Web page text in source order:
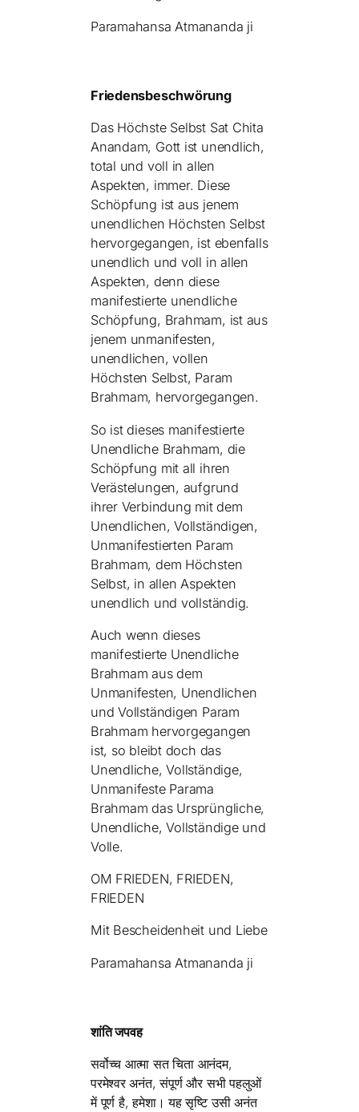
Paramahansa Atmananda ji
Friedensbeschwörung
Das Höchste Selbst Sat Chita
Anandam, Gott ist unendlich,
total und voll in allen
Aspekten, immer. Diese
Schöpfung ist aus jenem
unendlichen Höchsten Selbst
hervorgegangen, ist ebenfalls
unendlich und voll in allen
Aspekten, denn diese
manifestierte unendliche
Schöpfung, Brahmam, ist aus
jenem unmanifesten,
unendlichen, vollen
Höchsten Selbst, Param
Brahmam, hervorgegangen.
So ist dieses manifestierte
Unendliche Brahmam, die
Schöpfung mit all ihren
Verästelungen, aufgrund
ihrer Verbindung mit dem
Unendlichen, Vollständigen,
Unmanifestierten Param
Brahmam, dem Höchsten
Selbst, in allen Aspekten
unendlich und vollständig.
Auch wenn dieses
manifestierte Unendliche
Brahmam aus dem
Unmanifesten, Unendlichen
und Vollständigen Param
Brahmam hervorgegangen
ist, so bleibt doch das
Unendliche, Vollständige,
Unmanifeste Parama
Brahmam das Ursprüngliche,
Unendliche, Vollständige und
Volle.
OM FRIEDEN, FRIEDEN,
FRIEDEN
Mit Bescheidenheit und Liebe
Paramahansa Atmananda ji
शांति जपवह
सर्वोच्च आत्मा सत चिता आनंदम,
परमेश्वर अनंत, संपूर्ण और सभी पहलुओं
में पूर्ण है, हमेशा। यह सृष्टि उसी अनंत